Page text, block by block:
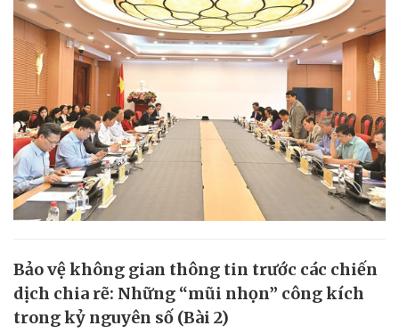
Bảo vệ không gian thông tin trước các chiến
dịch chia rẽ: Những “mũi nhọn” công kích
trong kỷ nguyên số (Bài 2)